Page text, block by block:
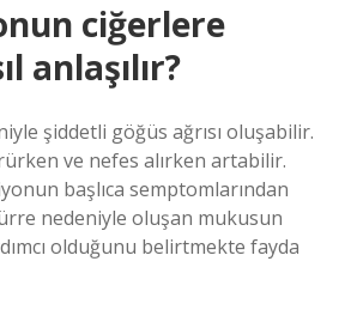
ciğerlere
anlaşılır?
şiddetli göğüs ağrısı oluşabilir.
ve nefes alırken artabilir.
başlıca semptomlarından
nedeniyle oluşan mukusun
olduğunu belirtmekte fayda